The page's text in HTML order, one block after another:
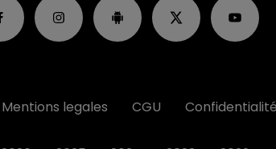
Mentions legales CGU Confidentialité